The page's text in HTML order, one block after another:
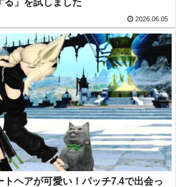
2026.06.05
トヘアが可愛い！パッチ7.4で出会っ